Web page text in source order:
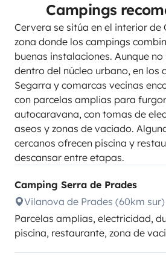
Campings
Cervera se sitúa en el interior de
zona donde los campings
buenas instalaciones. Aunque
dentro del núcleo urbano, en los
Segarra y comarcas vecinas
con parcelas amplias para
autocaravana, con tomas de
aseos y zonas de vaciado.
cercanos ofrecen piscina y
descansar entre etapas.
Camping Serra de Prades
Vilanova de Prades (60km sur)
Parcelas amplias, electricidad,
piscina, restaurante, zona de